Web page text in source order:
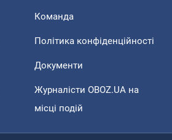
Команда
Політика конфіденційності
Документи
Журналісти OBOZ.UA на
місці подій